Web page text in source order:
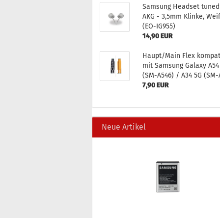
Sam­sung Head­set
AKG - 3,5mm Klin­ke,
(EO-​IG955)
14,90 EUR
Haupt/Main Flex
mit Sam­sung Ga­la­xy A54
(SM-​A546) / A34 5G (SM-​
7,90 EUR
Neue Artikel